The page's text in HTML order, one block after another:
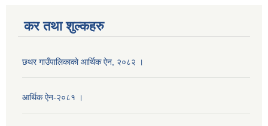
कर तथा शुल्कहरु
छथर गाउँपालिकाको आर्थिक ऐन, २०८२ ।
आर्थिक ऐन-२०८१ ।